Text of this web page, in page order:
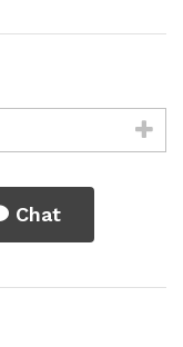
Chat